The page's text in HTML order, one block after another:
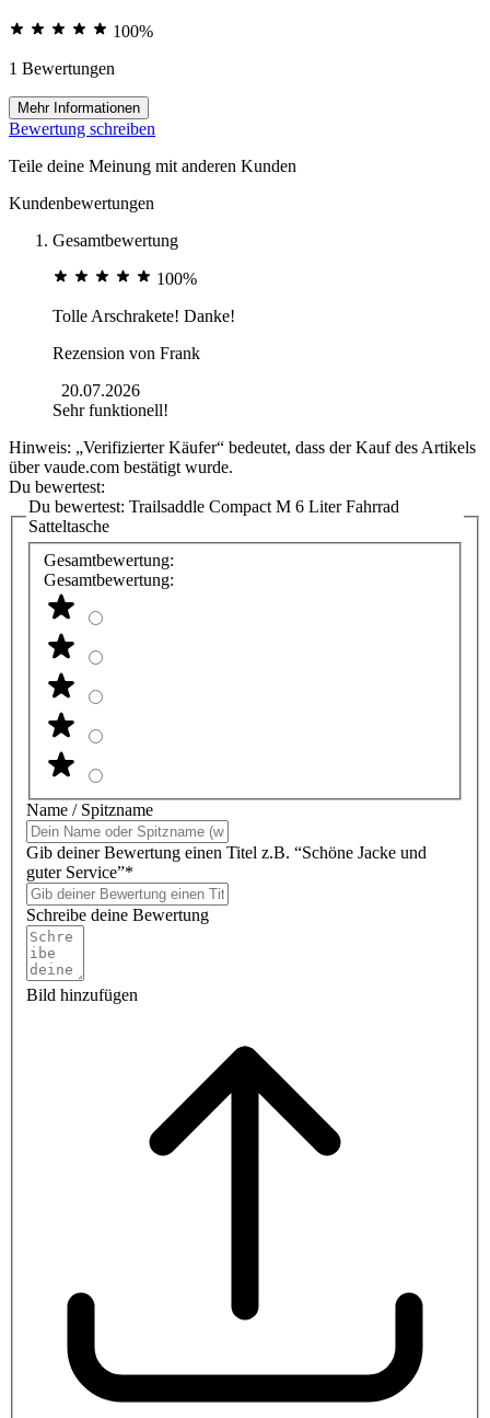
100%
1 Bewertungen
Mehr Informationen
Bewertung schreiben
Teile deine Meinung mit anderen Kunden
Kundenbewertungen
Gesamtbewertung
100%
Tolle Arschrakete! Danke!
Rezension von Frank
20.07.2026
Sehr funktionell!
Hinweis: „Verifizierter Käufer“ bedeutet, dass der Kauf des Artikels
über vaude.com bestätigt wurde.
Du bewertest:
Du bewertest: Trailsaddle Compact M 6 Liter Fahrrad
Satteltasche
Gesamtbewertung:
Gesamtbewertung:
Name / Spitzname
Gib deiner Bewertung einen Titel z.B. “Schöne Jacke und
guter Service”*
Schreibe deine Bewertung
Bild hinzufügen